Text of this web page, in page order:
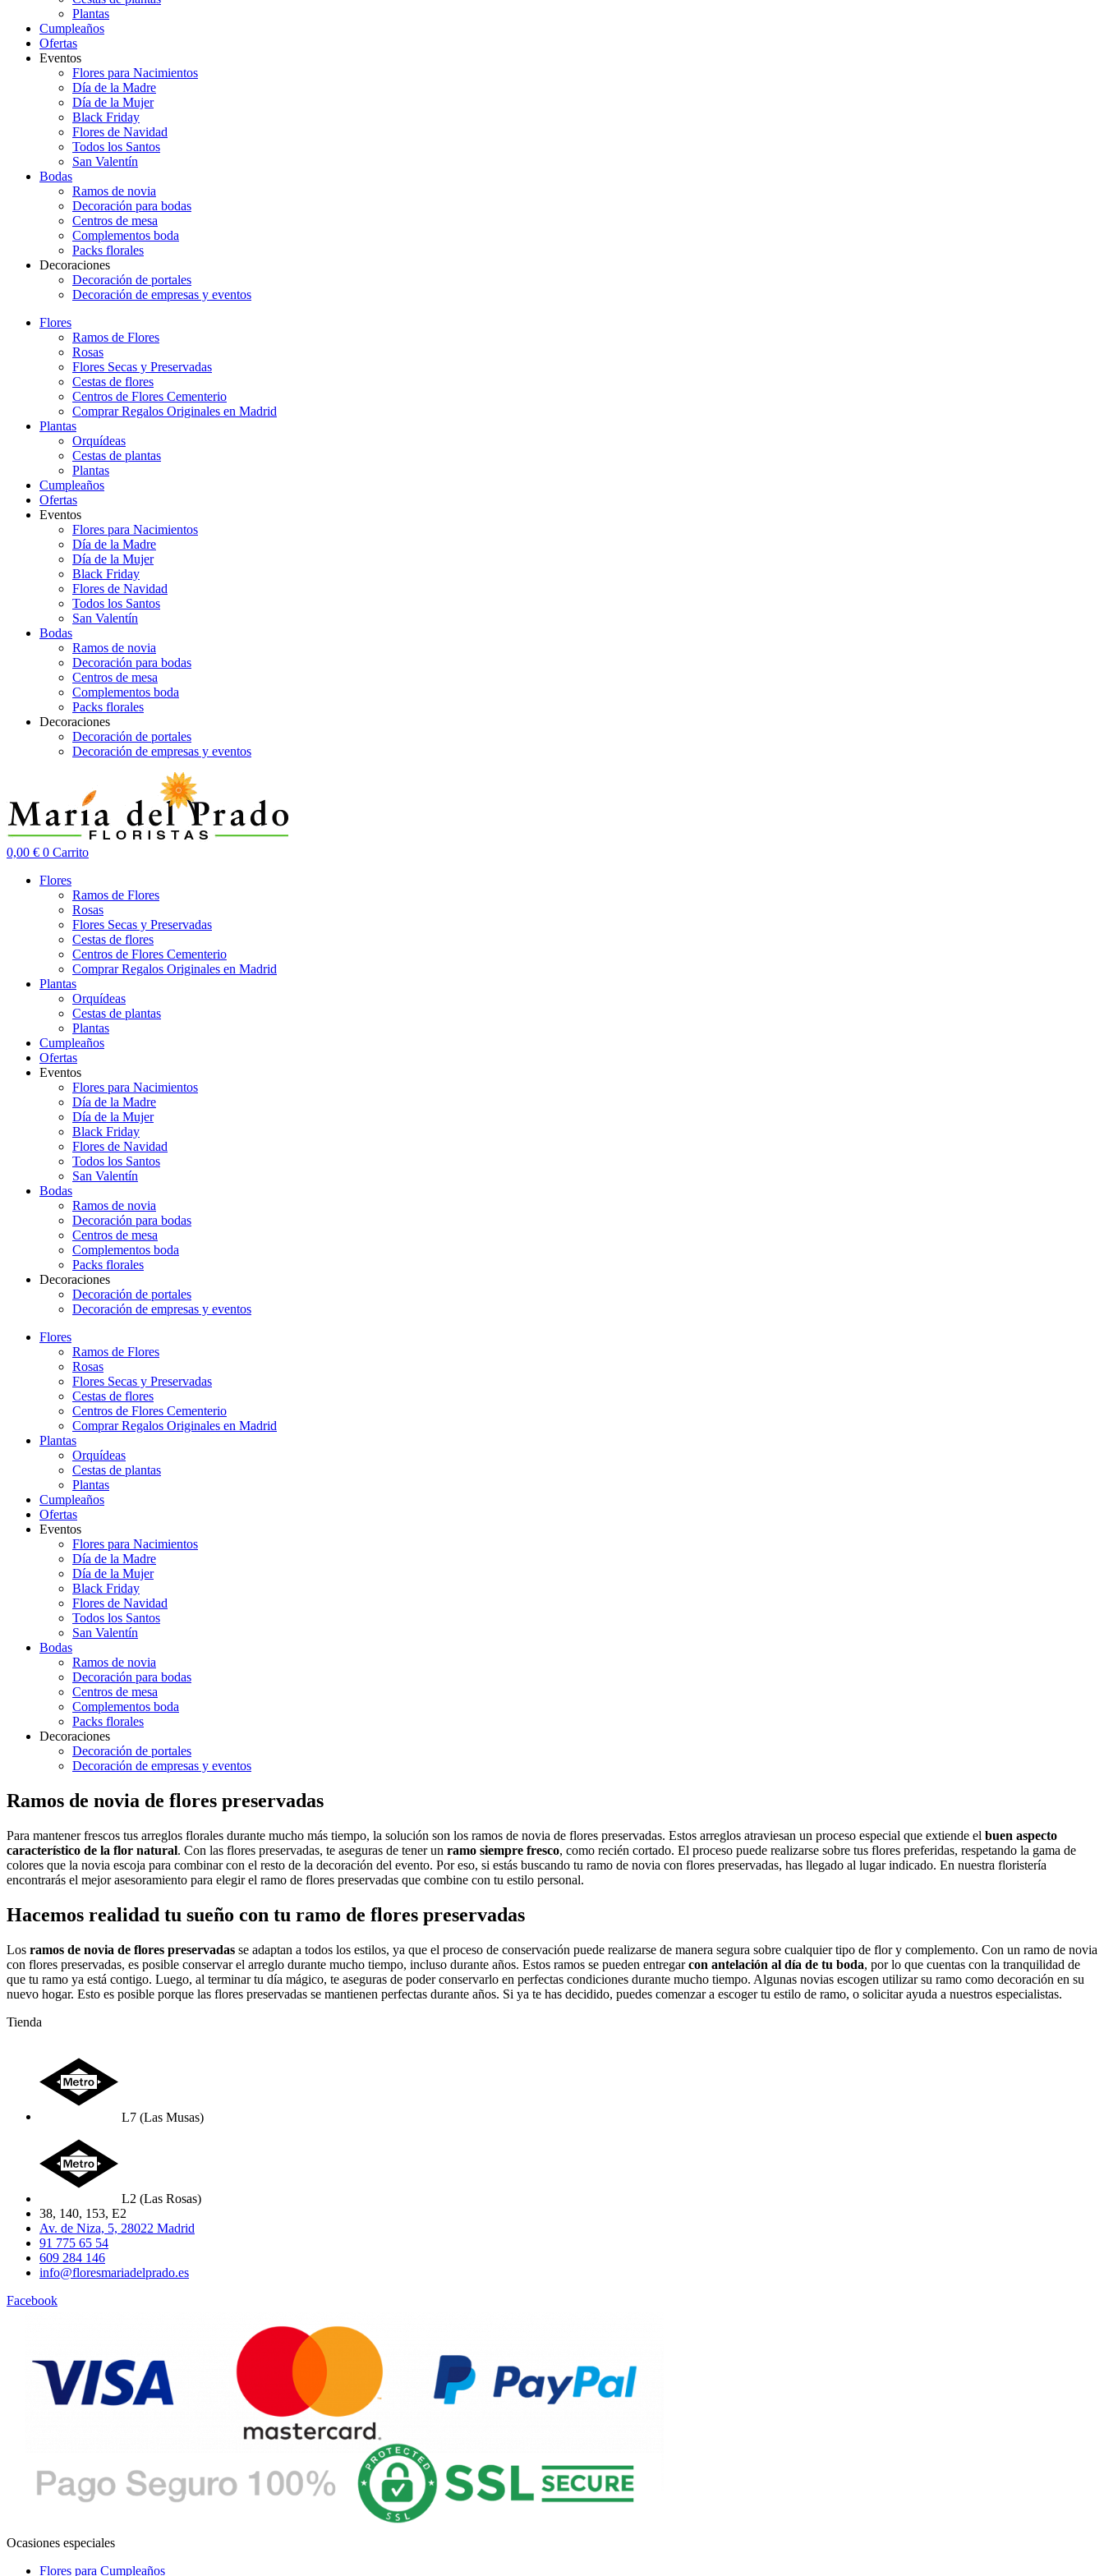
Plantas
Cumpleaños
Ofertas
Eventos
Flores para Nacimientos
Día de la Madre
Día de la Mujer
Black Friday
Flores de Navidad
Todos los Santos
San Valentín
Bodas
Ramos de novia
Decoración para bodas
Centros de mesa
Complementos boda
Packs florales
Decoraciones
Decoración de portales
Decoración de empresas y eventos
Flores
Ramos de Flores
Rosas
Flores Secas y Preservadas
Cestas de flores
Centros de Flores Cementerio
Comprar Regalos Originales en Madrid
Plantas
Orquídeas
Cestas de plantas
Plantas
Cumpleaños
Ofertas
Eventos
Flores para Nacimientos
Día de la Madre
Día de la Mujer
Black Friday
Flores de Navidad
Todos los Santos
San Valentín
Bodas
Ramos de novia
Decoración para bodas
Centros de mesa
Complementos boda
Packs florales
Decoraciones
Decoración de portales
Decoración de empresas y eventos
0,00 € 0 Carrito
Flores
Ramos de Flores
Rosas
Flores Secas y Preservadas
Cestas de flores
Centros de Flores Cementerio
Comprar Regalos Originales en Madrid
Plantas
Orquídeas
Cestas de plantas
Plantas
Cumpleaños
Ofertas
Eventos
Flores para Nacimientos
Día de la Madre
Día de la Mujer
Black Friday
Flores de Navidad
Todos los Santos
San Valentín
Bodas
Ramos de novia
Decoración para bodas
Centros de mesa
Complementos boda
Packs florales
Decoraciones
Decoración de portales
Decoración de empresas y eventos
Flores
Ramos de Flores
Rosas
Flores Secas y Preservadas
Cestas de flores
Centros de Flores Cementerio
Comprar Regalos Originales en Madrid
Plantas
Orquídeas
Cestas de plantas
Plantas
Cumpleaños
Ofertas
Eventos
Flores para Nacimientos
Día de la Madre
Día de la Mujer
Black Friday
Flores de Navidad
Todos los Santos
San Valentín
Bodas
Ramos de novia
Decoración para bodas
Centros de mesa
Complementos boda
Packs florales
Decoraciones
Decoración de portales
Decoración de empresas y eventos
Ramos de novia de flores preservadas
Para mantener frescos tus arreglos florales durante mucho más tiempo, la solución son los ramos de novia de flores preservadas. Estos arreglos atraviesan un proceso especial que extiende el buen aspecto
característico de la flor natural. Con las flores preservadas, te aseguras de tener un ramo siempre fresco, como recién cortado. El proceso puede realizarse sobre tus flores preferidas, respetando la gama de
colores que la novia escoja para combinar con el resto de la decoración del evento. Por eso, si estás buscando tu ramo de novia con flores preservadas, has llegado al lugar indicado. En nuestra floristería
encontrarás el mejor asesoramiento para elegir el ramo de flores preservadas que combine con tu estilo personal.
Hacemos realidad tu sueño con tu ramo de flores preservadas
Los ramos de novia de flores preservadas se adaptan a todos los estilos, ya que el proceso de conservación puede realizarse de manera segura sobre cualquier tipo de flor y complemento. Con un ramo de novia
con flores preservadas, es posible conservar el arreglo durante mucho tiempo, incluso durante años. Estos ramos se pueden entregarcon antelación al día de tu boda, por lo que cuentas con la tranquilidad de
que tu ramo ya está contigo. Luego, al terminar tu día mágico, te aseguras de poder conservarlo en perfectas condiciones durante mucho tiempo. Algunas novias escogen utilizar su ramo como decoración en su
nuevo hogar. Esto es posible porque las flores preservadas se mantienen perfectas durante años. Si ya te has decidido, puedes comenzar a escoger tu estilo de ramo, o solicitar ayuda a nuestros especialistas.
Tienda
L7 (Las Musas)
L2 (Las Rosas)
38, 140, 153, E2
Av. de Niza, 5, 28022 Madrid
91 775 65 54
609 284 146
info@floresmariadelprado.es
Facebook
Ocasiones especiales
Flores para Cumpleaños